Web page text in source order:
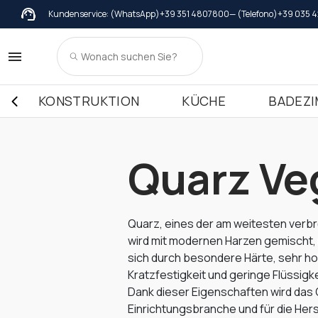
Kundenservice: (WhatsApp)+39 351 4807800— (Telefono)+39 035
KONSTRUKTION KÜCHE
Quarz
Quarz, eines der am weitesten
wird mit modernen Harzen
sich durch besondere Härte, sehr
Kratzfestigkeit und geringe
Dank dieser Eigenschaften wird
Einrichtungsbranche und für die
Abdeckungen
Abdeckungen in Marmor
Abdeckungen in Granit
Abdeckungen in Terrazzo Italiano
Marmor